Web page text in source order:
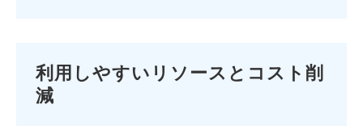
利用しやすいリソースとコスト削
減